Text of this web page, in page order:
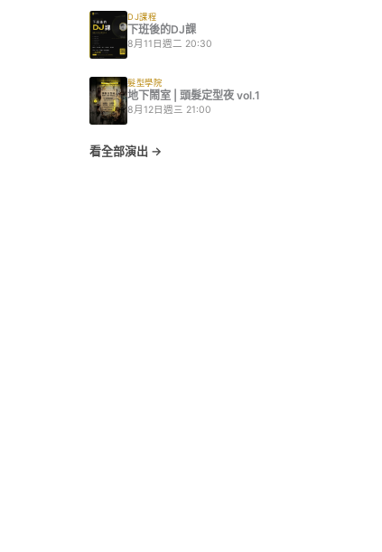
DJ課程
下班後的DJ課
8月11日週二 20:30
髮型學院
地下鬧室 | 頭髮定型夜 vol.1
8月12日週三 21:00
看全部演出 →